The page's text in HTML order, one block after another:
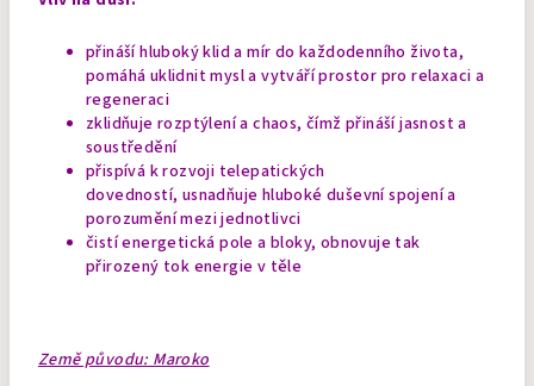
přináší hluboký klid a mír do každodenního života,
pomáhá uklidnit mysl a vytváří prostor pro relaxaci a
regeneraci
zklidňuje rozptýlení a chaos, čímž přináší jasnost a
soustředění
přispívá k rozvoji telepatických
dovedností, usnadňuje hluboké duševní spojení a
porozumění mezi jednotlivci
čistí energetická pole a bloky, obnovuje tak
přirozený tok energie v těle
Země původu: Maroko